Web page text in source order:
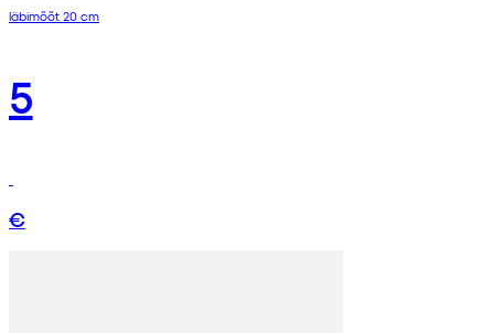
läbimõõt 20 cm
5
€